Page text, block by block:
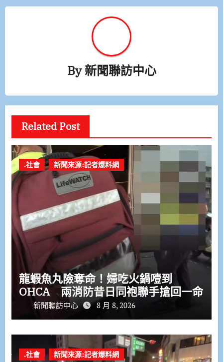
By新聞聯訪中心
Related Post
.社會 新聞來源:記者爆料網
龍蝦魚丸險奪命！婦吃火鍋噎到
OHCA 兩消防昔日同袍聯手搶回一命
新聞聯訪中心 8 月 8, 2026
.社會 新聞來源:記者爆料網